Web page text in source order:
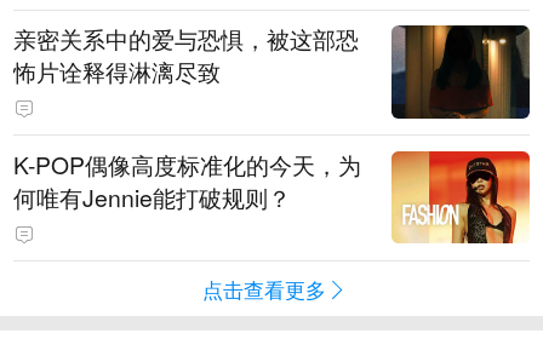
亲密关系中的爱与恐惧，被这部恐
怖片诠释得淋漓尽致
K-POP偶像高度标准化的今天，为
何唯有Jennie能打破规则？
点击查看更多